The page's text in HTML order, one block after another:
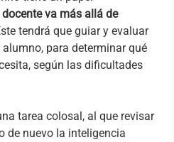
va más allá de
tendrá que guiar y evaluar
para determinar qué
según las dificultades
tarea colosal, al que revisar
de nuevo la inteligencia